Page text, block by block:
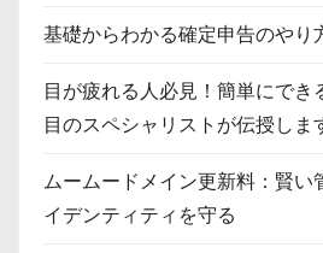
基礎からわかる確定申告のやり
目が疲れる人必見！簡単にでき
目のスペシャリストが伝授し
ムームードメイン更新料：賢い
イデンティティを守る